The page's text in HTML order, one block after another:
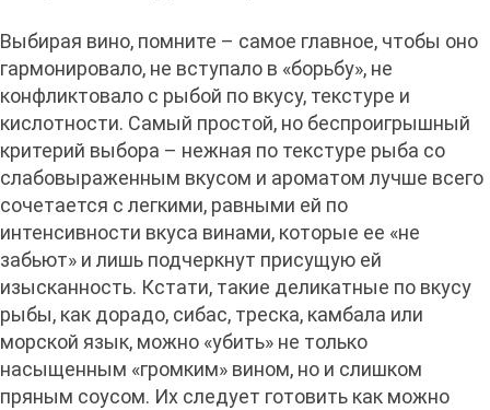
Выбирая вино, помните – самое главное, чтобы оно
гармонировало, не вступало в «борьбу», не
конфликтовало с рыбой по вкусу, текстуре и
кислотности. Самый простой, но беспроигрышный
критерий выбора – нежная по текстуре рыба со
слабовыраженным вкусом и ароматом лучше всего
сочетается с легкими, равными ей по
интенсивности вкуса винами, которые ее «не
забьют» и лишь подчеркнут присущую ей
изысканность. Кстати, такие деликатные по вкусу
рыбы, как дорадо, сибас, треска, камбала или
морской язык, можно «убить» не только
насыщенным «громким» вином, но и слишком
пряным соусом. Их следует готовить как можно